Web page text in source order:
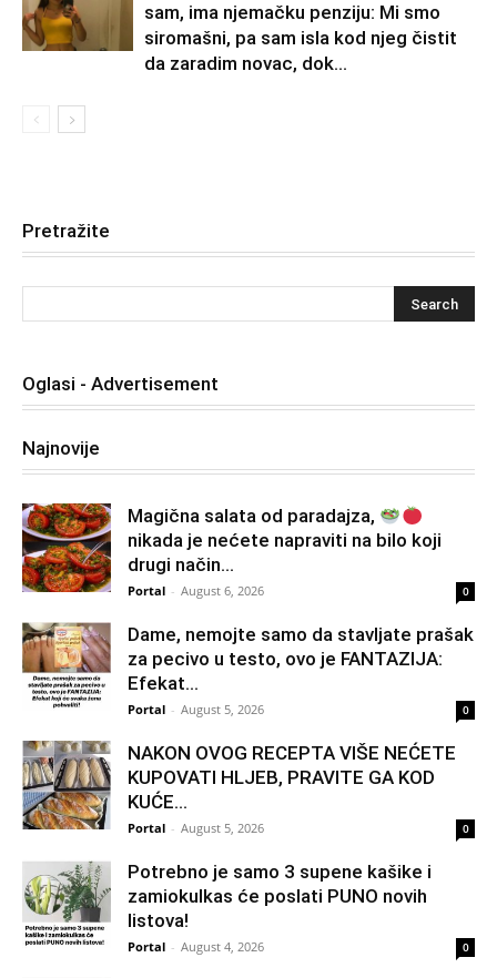
sam, ima njemačku penziju: Mi smo
siromašni, pa sam isla kod njeg čistit
da zaradim novac, dok...
Pretražite
Oglasi - Advertisement
Najnovije
Magična salata od paradajza,
nikada je nećete napraviti na bilo koji
drugi način…
Portal - August 6, 2026 0
Dame, nemojte samo da stavljate prašak
za pecivo u testo, ovo je FANTAZIJA:
Efekat...
Portal - August 5, 2026 0
NAKON OVOG RECEPTA VIŠE NEĆETE
KUPOVATI HLJEB, PRAVITE GA KOD
KUĆE…
Portal - August 5, 2026 0
Potrebno je samo 3 supene kašike i
zamiokulkas će poslati PUNO novih
listova!
Portal - August 4, 2026 0